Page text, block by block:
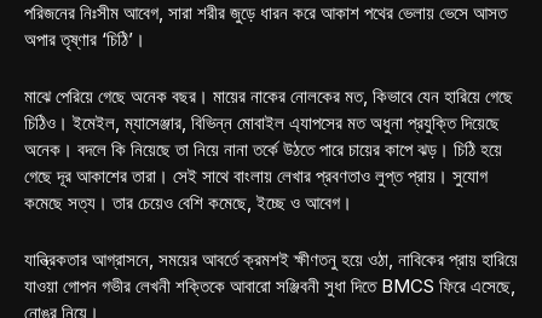
পরিজনের নিঃসীম আবেগ, সারা শরীর জুড়ে ধারন করে আকাশ পথের ভেলায় ভেসে আসত
অপার তৃষ্ণার ‘চিঠি’।
মাঝে পেরিয়ে গেছে অনেক বছর। মায়ের নাকের নোলকের মত, কিভাবে যেন হারিয়ে গেছে
চিঠিও। ইমেইল, ম্যাসেঞ্জার, বিভিন্ন মোবাইল এ্যাপসের মত অধুনা প্রযুক্তি দিয়েছে
অনেক। বদলে কি নিয়েছে তা নিয়ে নানা তর্কে উঠতে পারে চায়ের কাপে ঝড়। চিঠি হয়ে
গেছে দূর আকাশের তারা। সেই সাথে বাংলায় লেখার প্রবণতাও লুপ্ত প্রায়। সুযোগ
কমেছে সত্য। তার চেয়েও বেশি কমেছে, ইচ্ছে ও আবেগ।
যান্ত্রিকতার আগ্রাসনে, সময়ের আবর্তে ক্রমশই ক্ষীণতনু হয়ে ওঠা, নাবিকের প্রায় হারিয়ে
যাওয়া গোপন গভীর লেখনী শক্তিকে আবারো সঞ্জিবনী সুধা দিতে BMCS ফিরে এসেছে,
নোঙর নিয়ে।